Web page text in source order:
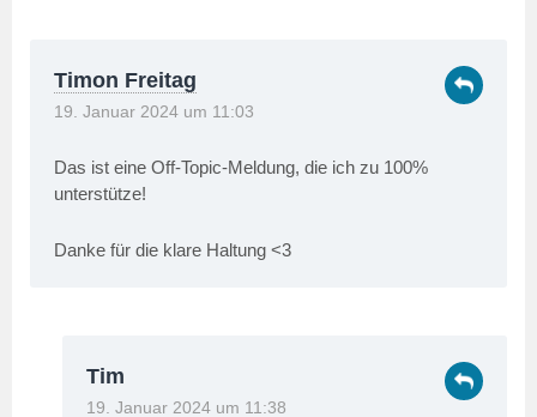
Timon Freitag
19. Januar 2024 um 11:03
Das ist eine Off-Topic-Meldung, die ich zu 100%
unterstütze!
Danke für die klare Haltung <3
Tim
19. Januar 2024 um 11:38